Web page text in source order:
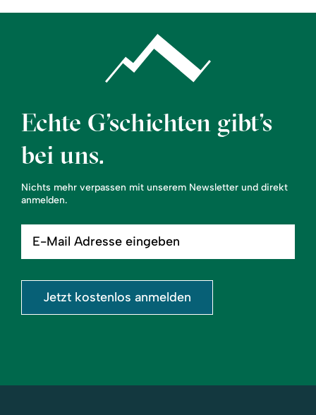
Echte G’schichten gibt’s
bei uns.
Nichts mehr verpassen mit unserem Newsletter und direkt
anmelden.
Mail
eingeben
Jetzt kostenlos anmelden